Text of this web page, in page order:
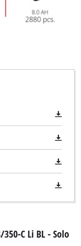
C Li BL - Solo